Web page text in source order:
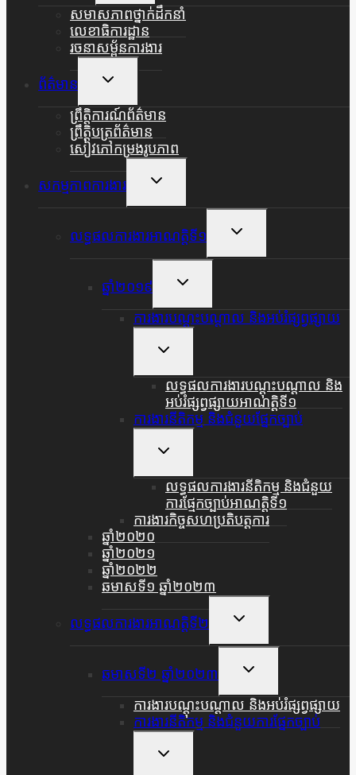
Menu
សមាសភាពថ្នាក់ដឹកនាំ
លេខាធិការដ្ឋាន
រចនាសម្ព័នការងារ
ព័ត៌មាន
Toggle
Menu
ព្រឹត្តិការណ៍ព័ត៌មាន
ព្រឹត្តិបត្រព័ត៌មាន
សៀវភៅកម្រងរូបភាព
សកម្មភាពការងារ
Toggle
Menu
លទ្ធផលការងារអាណត្តិទី១
Toggle
Menu
ឆ្នាំ២០១៩
Toggle
Menu
ការងារបណ្តុះបណ្តាល និងអប់រំផ្សព្វផ្សាយ
Toggle
Menu
លទ្ធផលការងារបណ្តុះបណ្តាល និង
អប់រំផ្សព្វផ្សាយអាណត្តិទី១
ការងារនីតិកម្ម និងជំនួយផ្នែកច្បាប់
Toggle
Menu
លទ្ធផលការងារនីតិកម្ម និងជំនួយ
ការផ្មែកច្បាប់អាណត្តិទី១
ការងារកិច្ចសហប្រតិបត្តការ
ឆ្នាំ២០២០
ឆ្នាំ២០២១
ឆ្នាំ២០២២
ឆមាសទី១ ឆ្នាំ២០២៣
លទ្ធផលការងារអាណត្តិទី២
Toggle
Menu
ឆមាសទី២ ឆ្នាំ២០២៣
Toggle
Menu
ការងារបណ្តុះបណ្តាល និងអប់រំផ្សព្វផ្សាយ
ការងារនីតិកម្ម និងជំនួយការផ្នែកច្បាប់
Toggle